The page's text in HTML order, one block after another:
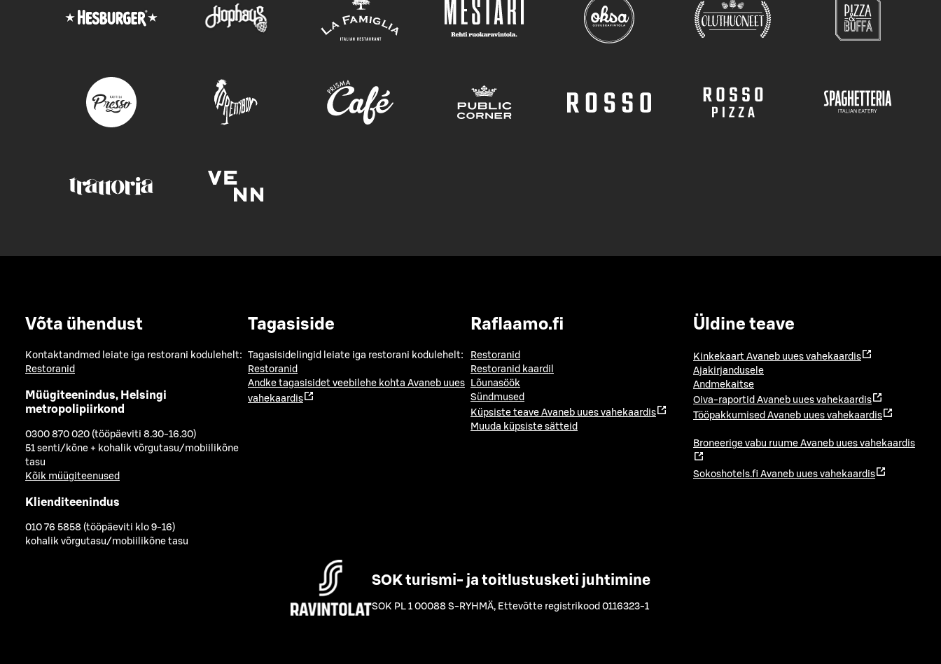
Võta ühendust
Kontaktandmed leiate iga restorani kodulehelt:
Restoranid
Müügiteenindus, Helsingi
metropolipiirkond
0300 870 020 (tööpäeviti 8.30-16.30)
51 senti/kõne + kohalik võrgutasu/mobiilikõne
tasu
Kõik müügiteenused
Klienditeenindus
010 76 5858 (tööpäeviti klo 9-16)
kohalik võrgutasu/mobiilikõne tasu
Tagasiside
Tagasisidelingid leiate iga restorani kodulehelt:
Restoranid
Andke tagasisidet veebilehe kohta Avaneb uues
vahekaardis
Raflaamo.fi
Restoranid
Restoranid kaardil
Lõunasöök
Sündmused
Küpsiste teave Avaneb uues vahekaardis
Muuda küpsiste sätteid
Üldine teave
Kinkekaart Avaneb uues vahekaardis
Ajakirjandusele
Andmekaitse
Oiva-raportid Avaneb uues vahekaardis
Tööpakkumised Avaneb uues vahekaardis
Broneerige vabu ruume Avaneb uues vahekaardis
Sokoshotels.fi Avaneb uues vahekaardis
SOK turismi- ja toitlustusketi juhtimine
SOK PL 1 00088 S-RYHMÄ, Ettevõtte registrikood 0116323-1